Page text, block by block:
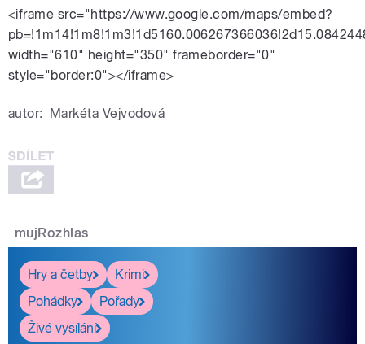
<iframe src="https://www.google.com/maps/embed?
width="610" height="350" frameborder="0"
style="border:0"></iframe>
autor: Markéta Vejvodová
mujRozhlas
Hry a četby
Krimi
Pohádky
Pořady
Živé vysílání